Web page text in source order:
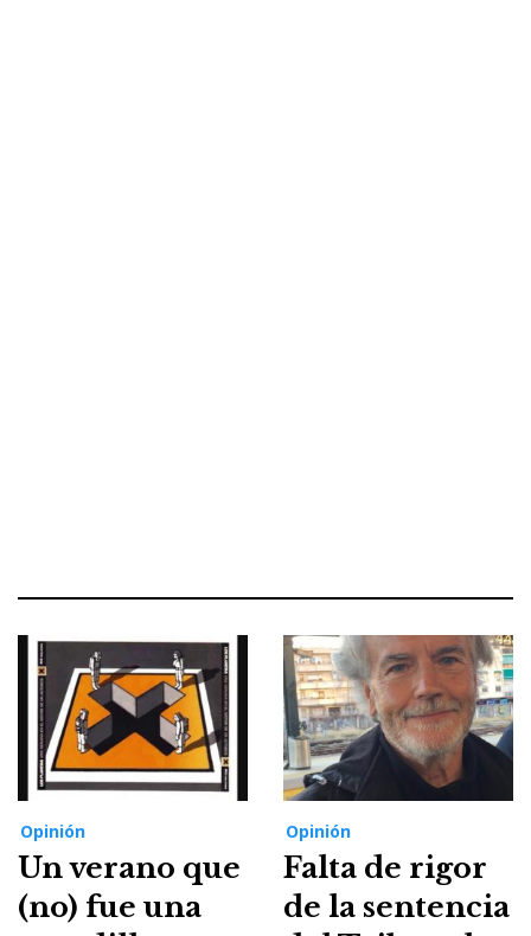
Opinión
Un verano que
(no) fue una
Opinión
Falta de rigor
de la sentencia